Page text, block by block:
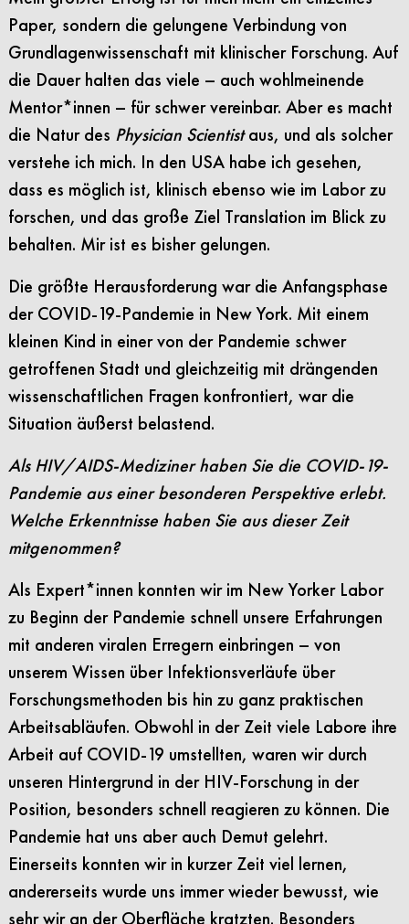
Paper, sondern die gelungene Verbindung von
Grundlagenwissenschaft mit klinischer Forschung. Auf
die Dauer halten das viele – auch wohlmeinende
Mentor*innen – für schwer vereinbar. Aber es macht
die Natur des Physician Scientistaus, und als solcher
verstehe ich mich. In den USA habe ich gesehen,
dass es möglich ist, klinisch ebenso wie im Labor zu
forschen, und das große Ziel Translation im Blick zu
behalten. Mir ist es bisher gelungen.
Die größte Herausforderung war die Anfangsphase
der COVID-19-Pandemie in New York. Mit einem
kleinen Kind in einer von der Pandemie schwer
getroffenen Stadt und gleichzeitig mit drängenden
wissenschaftlichen Fragen konfrontiert, war die
Situation äußerst belastend.
Als HIV/AIDS-Mediziner haben Sie die COVID-19-
Pandemie aus einer besonderen Perspektive erlebt.
Welche Erkenntnisse haben Sie aus dieser Zeit
mitgenommen?
Als Expert*innen konnten wir im New Yorker Labor
zu Beginn der Pandemie schnell unsere Erfahrungen
mit anderen viralen Erregern einbringen – von
unserem Wissen über Infektionsverläufe über
Forschungsmethoden bis hin zu ganz praktischen
Arbeitsabläufen. Obwohl in der Zeit viele Labore ihre
Arbeit auf COVID-19 umstellten, waren wir durch
unseren Hintergrund in der HIV-Forschung in der
Position, besonders schnell reagieren zu können. Die
Pandemie hat uns aber auch Demut gelehrt.
Einerseits konnten wir in kurzer Zeit viel lernen,
andererseits wurde uns immer wieder bewusst, wie
sehr wir an der Oberfläche kratzten. Besonders